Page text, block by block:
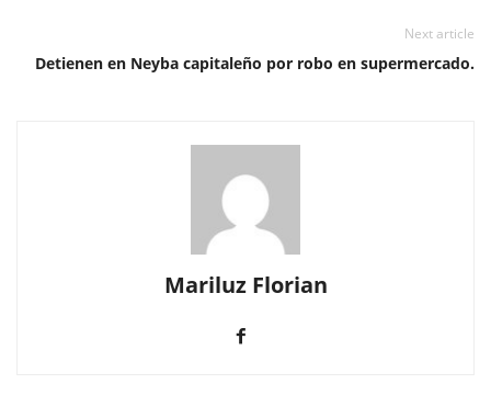
Next article
Detienen en Neyba capitaleño por robo en supermercado.
Mariluz Florian